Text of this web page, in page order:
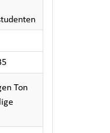
Ton